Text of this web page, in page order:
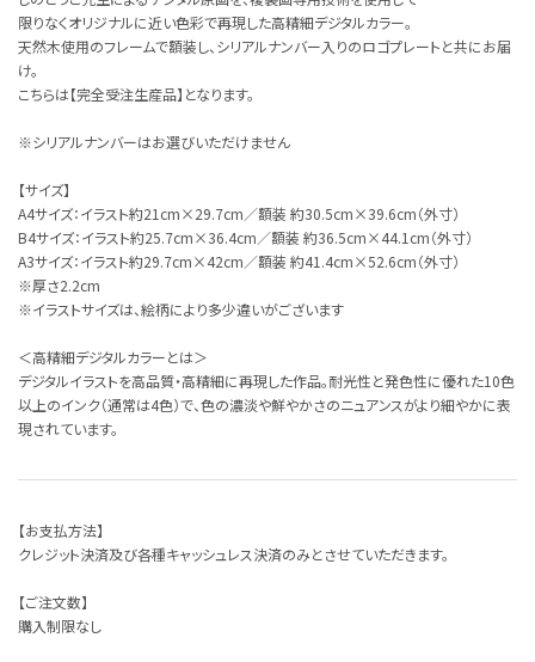
限りなくオリジナルに近い色彩で再現した高精細デジタルカラー。
天然木使用のフレームで額装し、シリアルナンバー入りのロゴプレートと共にお届
け。
こちらは【完全受注生産品】となります。
※シリアルナンバーはお選びいただけません
【サイズ】
A4サイズ：イラスト約21cm×29.7cm／額装 約30.5cm×39.6cm（外寸）
B4サイズ：イラスト約25.7cm×36.4cm／額装 約36.5cm×44.1cm（外寸）
A3サイズ：イラスト約29.7cm×42cm／額装 約41.4cm×52.6cm（外寸）
※厚さ2.2cm
※イラストサイズは、絵柄により多少違いがございます
＜高精細デジタルカラーとは＞
デジタルイラストを高品質・高精細に再現した作品。耐光性と発色性に優れた10色
以上のインク（通常は4色）で、色の濃淡や鮮やかさのニュアンスがより細やかに表
現されています。
【お支払方法】
クレジット決済及び各種キャッシュレス決済のみとさせていただきます。
【ご注文数】
購入制限なし